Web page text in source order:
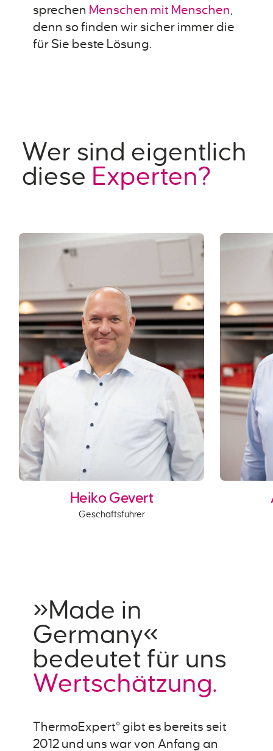
sprechen Menschen mit Menschen
denn so finden wir sicher immer die
für Sie beste Lösung.
Wer sind eigentlich
diese Experten?
Heiko Gevert
Geschäftsführer
»Made in
Germany«
bedeutet für uns
Wertschätzung.
ThermoExpert° gibt es bereits seit
2012 und uns war von Anfang an